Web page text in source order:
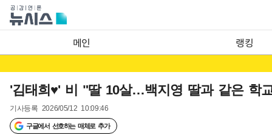
메인 랭킹
'김태희♥' 비 "딸 10살…백지영 딸과 같은 학
기사등록 2026/05/12 10:09:46
구글에서 선호하는 매체로 추가